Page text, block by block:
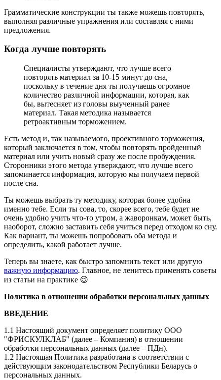
Грамматические конструкции ты также можешь повторять,
выполняя различные упражнения или составляя с ними
предложения.
Когда лучше повторять
Специалисты утверждают, что лучше всего
повторять материал за 10-15 минут до сна,
поскольку в течение дня ты получаешь огромное
количество различной информации, которая, как
бы, вытесняет из головы выученный ранее
материал. Такая методика называется
ретроактивным торможением.
Есть метод и, так называемого, проективного торможения,
который заключается в том, чтобы повторять пройденный
материал или учить новый сразу же после пробуждения.
Сторонники этого метода утверждают, что лучше всего
запоминается информация, которую мы получаем первой
после сна.
Ты можешь выбрать ту методику, которая более удобна
именно тебе. Если ты сова, то, скорее всего, тебе будет не
очень удобно учить что-то утром, а жаворонкам, может быть,
наоборот, сложно заставить себя учиться перед отходом ко сну.
Как вариант, ты можешь попробовать оба метода и
определить, какой работает лучше.
Теперь вы знаете, как быстро запомнить текст или другую
важную информацию. Главное, не ленитесь применять советы
из статьи на практике 😉
Политика в отношении обработки персональных данных
ВВЕДЕНИЕ
1.1 Настоящий документ определяет политику ООО
"ФРИСКУЛКЛАБ" (далее – Компания) в отношении
обработки персональных данных (далее – ПДн).
1.2 Настоящая Политика разработана в соответствии с
действующим законодательством Республики Беларусь о
персональных данных.